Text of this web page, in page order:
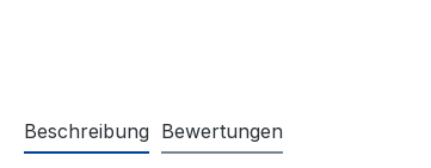
Beschreibung Bewertungen